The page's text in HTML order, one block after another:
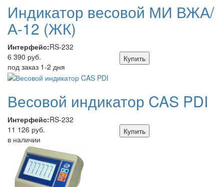
Индикатор весовой МИ ВЖА/
А-12 (ЖК)
Интерфейс:RS-232
6 390 руб.
под заказ 1-2 дня
Купить
Весовой индикатор CAS PDI
Интерфейс:RS-232
11 126 руб.
в наличии
Купить